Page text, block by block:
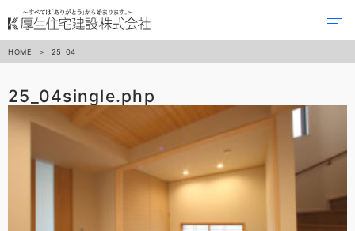
HOME 25_04
25_04single.php